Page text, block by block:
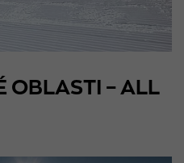
OBLASTI – ALL